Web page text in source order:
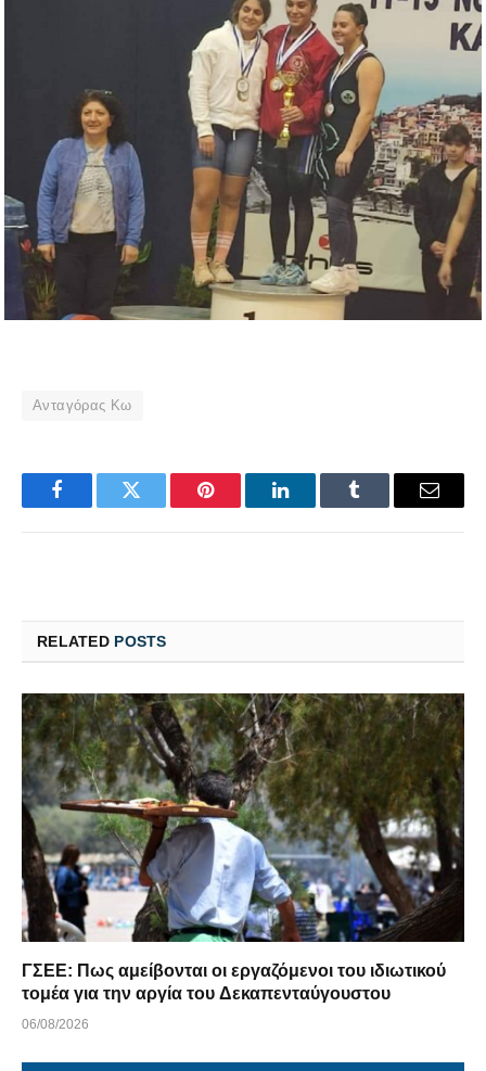
Ανταγόρας Κω
FacebookTwitter Pinterest LinkedInTumblr Email
RELATED POSTS
ΓΣΕΕ: Πως αμείβονται οι εργαζόμενοι του ιδιωτικού
τομέα για την αργία του Δεκαπενταύγουστου
06/08/2026